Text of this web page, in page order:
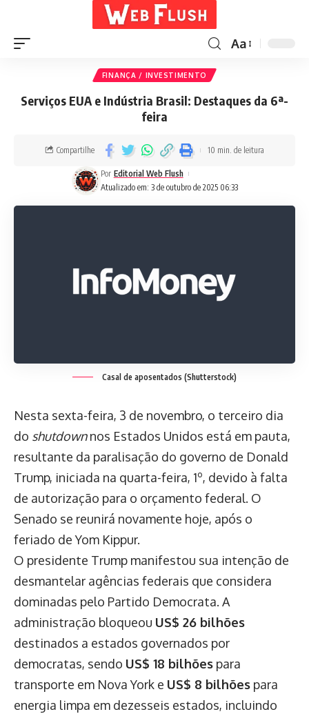
Aa
FINANÇA / INVESTIMENTO
Serviços EUA e Indústria Brasil: Destaques da 6ª-
feira
Atualizado em: 3 de outubro de 2025 06:33
Por Editorial Web Flush
Compartilhe 10 min. de leitura
Casal de aposentados (Shutterstock)
Nesta sexta-feira, 3 de novembro, o terceiro dia
do shutdownnos Estados Unidos está em pauta,
resultante da paralisação do governo de Donald
Trump, iniciada na quarta-feira, 1º, devido à falta
de autorização para o orçamento federal. O
Senado se reunirá novamente hoje, após o
feriado de Yom Kippur.
O presidente Trump manifestou sua intenção de
desmantelar agências federais que considera
dominadas pelo Partido Democrata. A
administração bloqueou US$ 26 bilhões
destinados a estados governados por
democratas, sendo US$ 18 bilhões para
transporte em Nova York e US$ 8 bilhões para
energia limpa em dezesseis estados, incluindo